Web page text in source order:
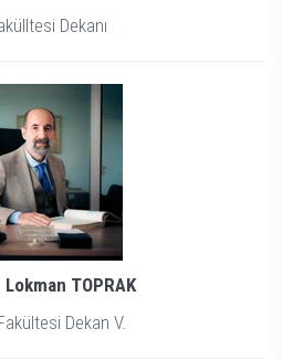
Dekanı
TOPRAK
Dekan V.